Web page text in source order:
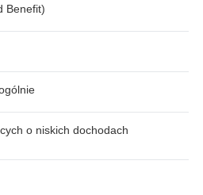
Benefit)
o niskich dochodach